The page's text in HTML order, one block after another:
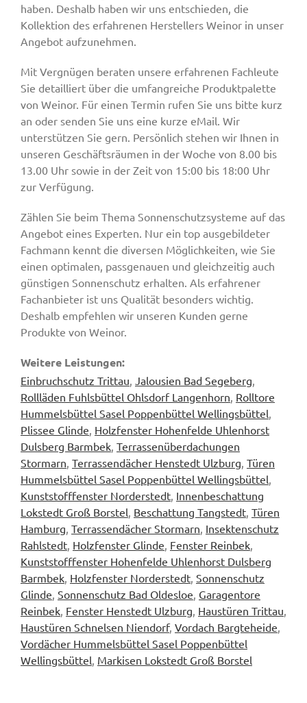
haben. Deshalb haben wir uns entschieden, die
Kollektion des erfahrenen Herstellers Weinor in unser
Angebot aufzunehmen.
Mit Vergnügen beraten unsere erfahrenen Fachleute
Sie detailliert über die umfangreiche Produktpalette
von Weinor. Für einen Termin rufen Sie uns bitte kurz
an oder senden Sie uns eine kurze eMail. Wir
unterstützen Sie gern. Persönlich stehen wir Ihnen in
unseren Geschäftsräumen in der Woche von 8.00 bis
13.00 Uhr sowie in der Zeit von 15:00 bis 18:00 Uhr
zur Verfügung.
Zählen Sie beim Thema Sonnenschutzsysteme auf das
Angebot eines Experten. Nur ein top ausgebildeter
Fachmann kennt die diversen Möglichkeiten, wie Sie
einen optimalen, passgenauen und gleichzeitig auch
günstigen Sonnenschutz erhalten. Als erfahrener
Fachanbieter ist uns Qualität besonders wichtig.
Deshalb empfehlen wir unseren Kunden gerne
Produkte von Weinor.
Weitere Leistungen:
Einbruchschutz Trittau, Jalousien Bad Segeberg,
Rollläden Fuhlsbüttel Ohlsdorf Langenhorn, Rolltore
Hummelsbüttel Sasel Poppenbüttel Wellingsbüttel,
Plissee Glinde, Holzfenster Hohenfelde Uhlenhorst
Dulsberg Barmbek, Terrassenüberdachungen
Stormarn, Terrassendächer Henstedt Ulzburg, Türen
Hummelsbüttel Sasel Poppenbüttel Wellingsbüttel,
Kunststofffenster Norderstedt, Innenbeschattung
Lokstedt Groß Borstel, Beschattung Tangstedt, Türen
Hamburg, Terrassendächer Stormarn, Insektenschutz
Rahlstedt, Holzfenster Glinde, Fenster Reinbek,
Kunststofffenster Hohenfelde Uhlenhorst Dulsberg
Barmbek, Holzfenster Norderstedt, Sonnenschutz
Glinde, Sonnenschutz Bad Oldesloe, Garagentore
Reinbek, Fenster Henstedt Ulzburg, Haustüren Trittau,
Haustüren Schnelsen Niendorf, Vordach Bargteheide,
Vordächer Hummelsbüttel Sasel Poppenbüttel
Wellingsbüttel, Markisen Lokstedt Groß Borstel